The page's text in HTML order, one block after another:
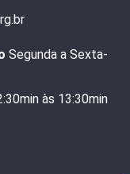
Segunda a Sexta-
às 13:30min